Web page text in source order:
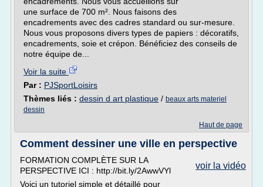
une surface de 700 m². Nous faisons des
encadrements avec des cadres standard ou sur-mesure.
Nous vous proposons divers types de papiers : décoratifs,
encadrements, soie et crépon. Bénéficiez des conseils de
notre équipe de...
Voir la suite
Par : PJSportLoisirs
Thèmes liés : dessin d art plastique / beaux arts materiel
dessin
Haut de page
Comment dessiner une ville en perspective
voir la vidéo
FORMATION COMPLÈTE SUR LA
PERSPECTIVE ICI : http://bit.ly/2AwwVYl
Voici un tutoriel simple et détaillé pour